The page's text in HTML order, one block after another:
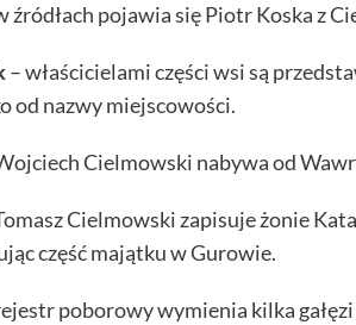
źródłach pojawia się Piotr Koska z
– właścicielami części wsi są
od nazwy miejscowości.
Cielmowski nabywa od
Cielmowski zapisuje żonie
część majątku w Gurowie.
poborowy wymienia kilka